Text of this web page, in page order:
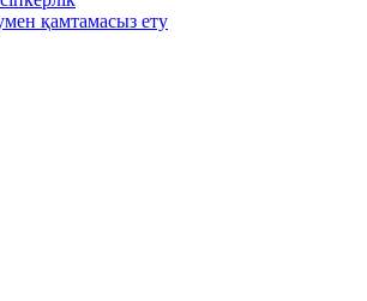
қамтамасыз ету